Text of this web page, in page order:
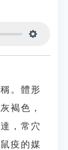
。體形
褐色，
，常穴
疫的媒